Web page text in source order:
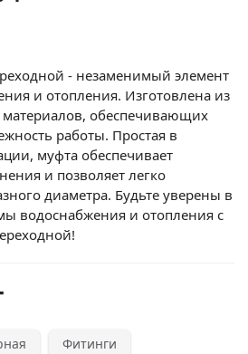
- незаменимый элемент
и отопления. Изготовлена из
обеспечивающих
работы. Простая в
муфта обеспечивает
и позволяет легко
диаметра. Будьте уверены в
водоснабжения и отопления с
Фитинги